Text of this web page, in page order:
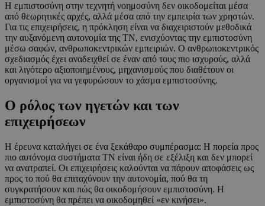
Η εμπιστοσύνη στην τεχνητή νοημοσύνη δεν οικοδομείται μέσα
από θεωρητικές αρχές, αλλά μέσα από την εμπειρία των χρηστών.
Για τις επιχειρήσεις, η πρόκληση είναι να διαχειριστούν μεθοδικά
την αυξανόμενη αυτονομία της ΤΝ, ενισχύοντας την εμπιστοσύνη
μέσω σαφών, ανθρωποκεντρικών εμπειριών. Ο ανθρωποκεντρικός
σχεδιασμός έχει αναδειχθεί σε έναν από τους πιο ισχυρούς, αλλά
και λιγότερο αξιοποιημένους, μηχανισμούς που διαθέτουν οι
οργανισμοί για να γεφυρώσουν το χάσμα εμπιστοσύνης.
Ο ρόλος των ηγετών και των
επιχειρήσεων
Η έρευνα καταλήγει σε ένα ξεκάθαρο συμπέρασμα: Η πορεία προς
πιο αυτόνομα συστήματα ΤΝ είναι ήδη σε εξέλιξη και δεν μπορεί
να ανατραπεί. Οι επιχειρήσεις καλούνται να πάρουν αποφάσεις ως
προς το πού θα επιταχύνουν την αυτονομία, πού θα τη
συγκρατήσουν και πώς θα οικοδομήσουν εμπιστοσύνη. Η
εμπιστοσύνη θα πρέπει να οικοδομηθεί «εν κινήσει».